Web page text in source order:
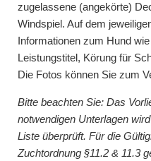
zugelassene (angekörte)
Windspiel. Auf dem
Informationen zum Hund
Leistungstitel, Körung für
Die Fotos können Sie zum
Bitte beachten Sie: Das
notwendigen Unterlagen
Liste überprüft. Für die
Zuchtordnung §11.2 & 11.3